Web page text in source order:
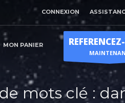
Horaire d'ouverture
Lun-Ven 9:00H - 19:00H
Sam - 9:00H-17:00H
Dimanche sur RDV !
CONNEXION
MON PANIER
mots clé :